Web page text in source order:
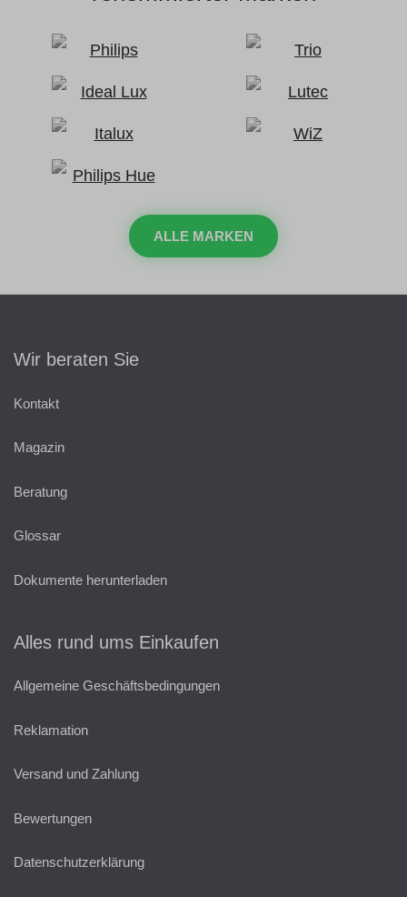
ALLE MARKEN
Wir beraten Sie
Kontakt
Magazin
Beratung
Glossar
Dokumente herunterladen
Alles rund ums Einkaufen
Allgemeine Geschäftsbedingungen
Reklamation
Versand und Zahlung
Bewertungen
Datenschutzerklärung